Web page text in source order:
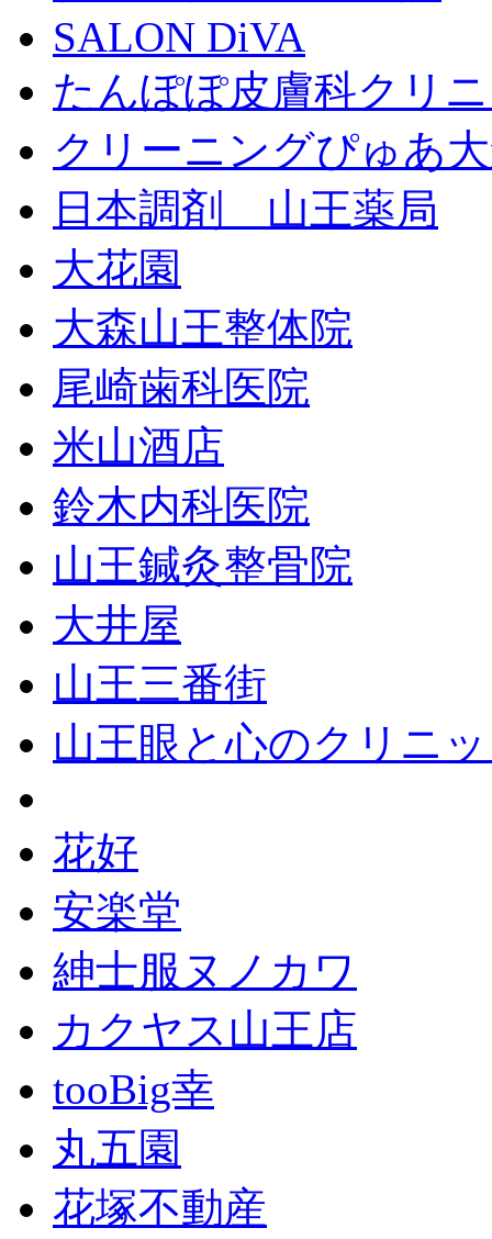
SALON DiVA
たんぽぽ皮膚科クリ
クリーニングぴゅあ
日本調剤 山王薬局
大花園
大森山王整体院
尾崎歯科医院
米山酒店
鈴木内科医院
山王鍼灸整骨院
大井屋
山王三番街
山王眼と心のクリニ
花好
安楽堂
紳士服ヌノカワ
カクヤス山王店
tooBig幸
丸五園
花塚不動産